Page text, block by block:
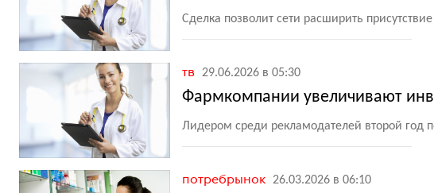
Сделка позволит сети расширить
тв 29.06.2026 в 05:30
Фармкомпании увеличивают
Лидером среди рекламодателей второй год
потребрынок 26.03.2026 в 06:10